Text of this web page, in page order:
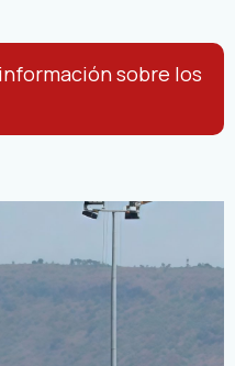
sobre los